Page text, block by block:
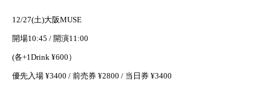
12/27(土)大阪MUSE
開場10:45 / 開演11:00
(各+1Drink ¥600）
優先入場 ¥3400 / 前売券 ¥2800 / 当日券 ¥3400